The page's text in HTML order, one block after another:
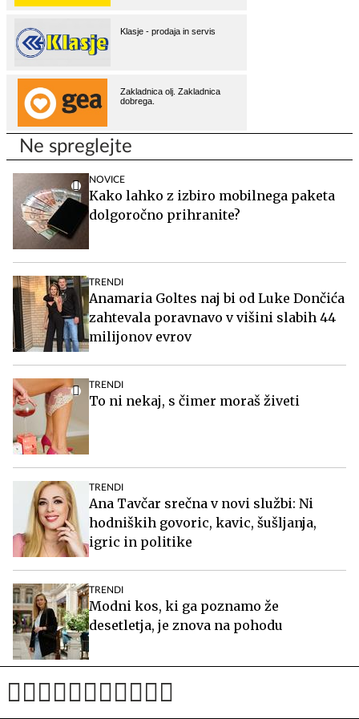
Ne spreglejte
NOVICE
Kako lahko z izbiro mobilnega paketa
dolgoročno prihranite?
TRENDI
Anamaria Goltes naj bi od Luke Dončića
zahtevala poravnavo v višini slabih 44
milijonov evrov
TRENDI
To ni nekaj, s čimer moraš živeti
TRENDI
Ana Tavčar srečna v novi službi: Ni
hodniških govoric, kavic, šušljanja,
igric in politike
TRENDI
Modni kos, ki ga poznamo že
desetletja, je znova na pohodu